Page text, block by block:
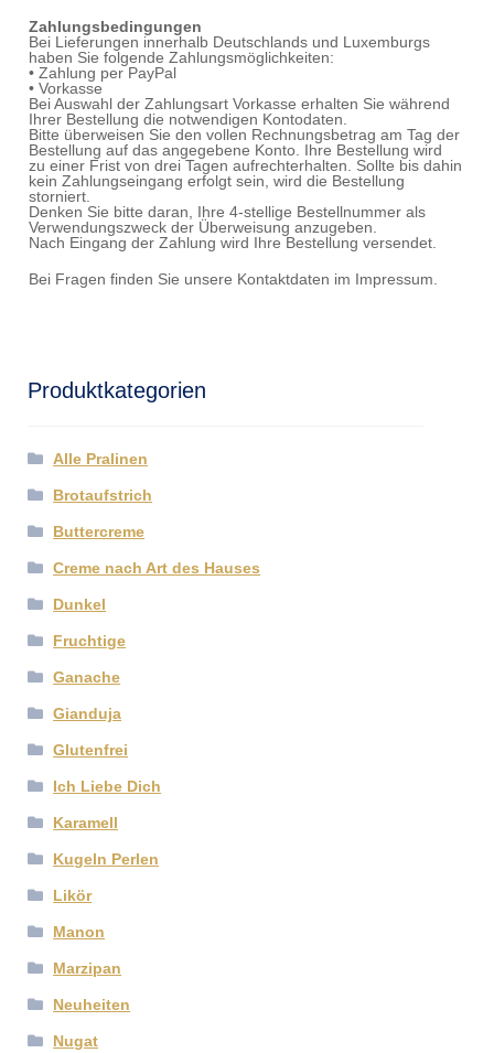
Zahlungsbedingungen
Bei Lieferungen innerhalb Deutschlands und Luxemburgs
haben Sie folgende Zahlungsmöglichkeiten:
• Zahlung per PayPal
• Vorkasse
Bei Auswahl der Zahlungsart Vorkasse erhalten Sie während
Ihrer Bestellung die notwendigen Kontodaten.
Bitte überweisen Sie den vollen Rechnungsbetrag am Tag der
Bestellung auf das angegebene Konto. Ihre Bestellung wird
zu einer Frist von drei Tagen aufrechterhalten. Sollte bis dahin
kein Zahlungseingang erfolgt sein, wird die Bestellung
storniert.
Denken Sie bitte daran, Ihre 4-stellige Bestellnummer als
Verwendungszweck der Überweisung anzugeben.
Nach Eingang der Zahlung wird Ihre Bestellung versendet.
Bei Fragen finden Sie unsere Kontaktdaten im Impressum.
Produktkategorien
Alle Pralinen
Brotaufstrich
Buttercreme
Creme nach Art des Hauses
Dunkel
Fruchtige
Ganache
Gianduja
Glutenfrei
Ich Liebe Dich
Karamell
Kugeln Perlen
Likör
Manon
Marzipan
Neuheiten
Nugat